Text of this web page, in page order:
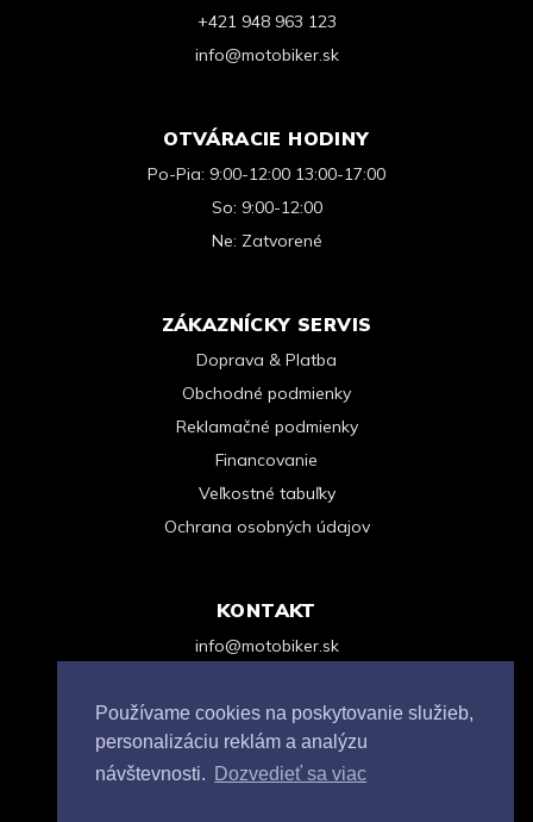
Používame cookies na poskytovanie služieb,
personalizáciu reklám a analýzu
návštevnosti. Dozvedieť sa viac
+421 948 963 123
info@motobiker.sk
OTVÁRACIE HODINY
Po-Pia: 9:00-12:00 13:00-17:00
So: 9:00-12:00
Ne: Zatvorené
ZÁKAZNÍCKY SERVIS
Doprava & Platba
Obchodné podmienky
Reklamačné podmienky
Financovanie
Veľkostné tabuľky
Ochrana osobných údajov
KONTAKT
info@motobiker.sk
Kontaktný formulár